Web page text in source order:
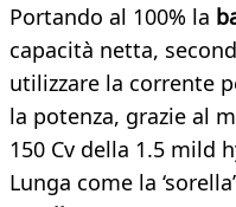
Portando al 100% la
capacità netta,
utilizzare la corrente
la potenza, grazie al
150 Cv della 1.5 mild
Lunga come la